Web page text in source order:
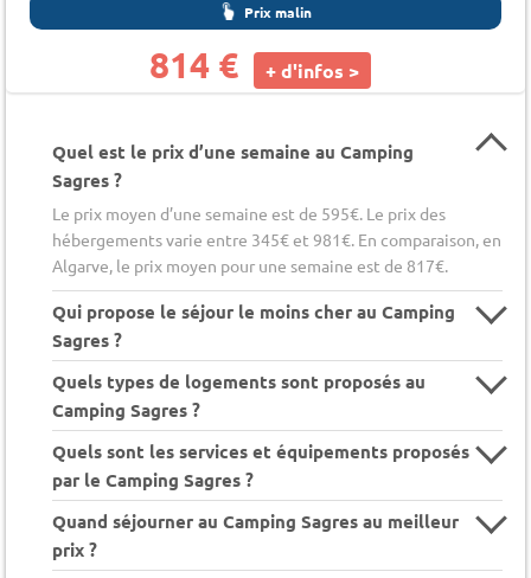
Prix malin
814 € + d'infos >
Quel est le prix d’une semaine au Camping
Sagres ?
Le prix moyen d’une semaine est de 595€. Le prix des
hébergements varie entre 345€ et 981€. En comparaison, en
Algarve, le prix moyen pour une semaine est de 817€.
Qui propose le séjour le moins cher au Camping
Sagres ?
Quels types de logements sont proposés au
Camping Sagres ?
Quels sont les services et équipements proposés
par le Camping Sagres ?
Quand séjourner au Camping Sagres au meilleur
prix ?